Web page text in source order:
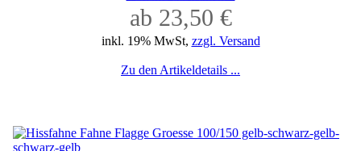
ab 23,50 €
inkl. 19% MwSt, zzgl. Versand
Zu den Artikeldetails ...